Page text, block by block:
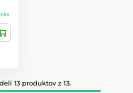
13 produktov z 13.